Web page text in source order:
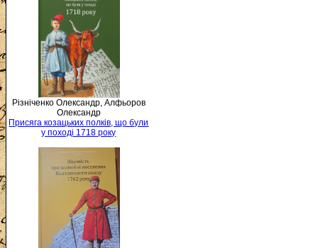
Різніченко Олександр, Алфьоров
Олександр
Присяга козацьких полків, що були
у поході 1718 року